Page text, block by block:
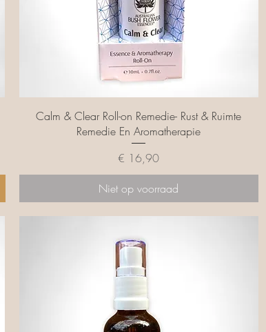
Snel overzicht
Calm & Clear Roll-on Remedie- Rust & Ruimte
Remedie En Aromatherapie
Prijs
€ 16,90
Niet op voorraad